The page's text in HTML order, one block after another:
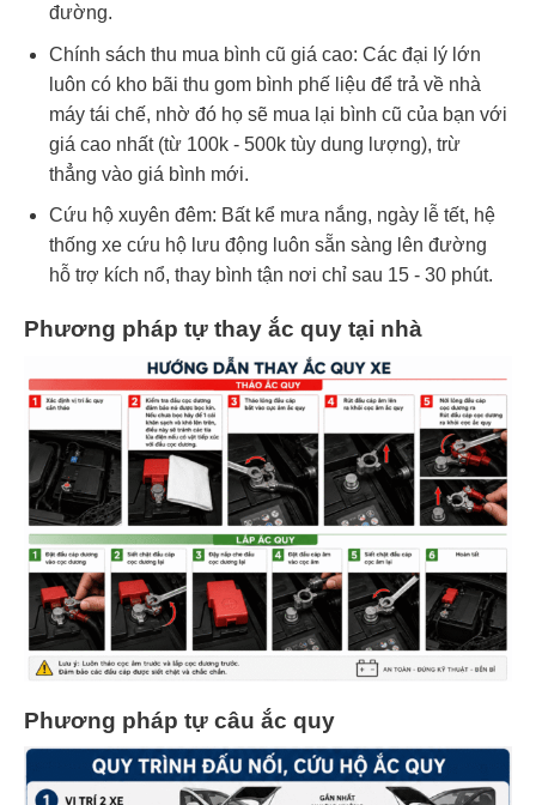
đường.
Chính sách thu mua bình cũ giá cao: Các đại lý lớn
luôn có kho bãi thu gom bình phế liệu để trả về nhà
máy tái chế, nhờ đó họ sẽ mua lại bình cũ của bạn với
giá cao nhất (từ 100k - 500k tùy dung lượng), trừ
thẳng vào giá bình mới.
Cứu hộ xuyên đêm: Bất kể mưa nắng, ngày lễ tết, hệ
thống xe cứu hộ lưu động luôn sẵn sàng lên đường
hỗ trợ kích nổ, thay bình tận nơi chỉ sau 15 - 30 phút.
Phương pháp tự thay ắc quy tại nhà
Phương pháp tự câu ắc quy